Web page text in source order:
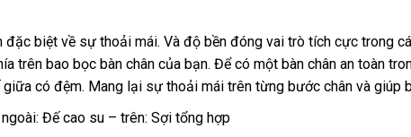
đặc biệt về sự thoải mái. Và độ bền đóng vai trò tích cực trong
trên bao bọc bàn chân của bạn. Để có một bàn chân an toàn
giữa có đệm. Mang lại sự thoải mái trên từng bước chân và giúp
Đế cao su – trên: Sợi tổng hợp